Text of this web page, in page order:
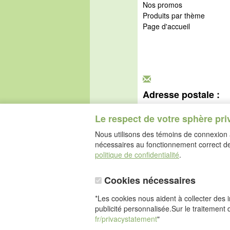
Le respect de votre sphère
Nous utilisons des témoins de
nécessaires au fonctionnement correct
politique de confidentialité.
Cookies nécessaires
*Les cookies nous aident à collecter
publicité personnalisée.Sur le traitement
fr/privacystatement"
Nos promos
Produits par thème
Page d'accueil
Adresse postale :
Rue de l'Industrie
67160 Wissembourg